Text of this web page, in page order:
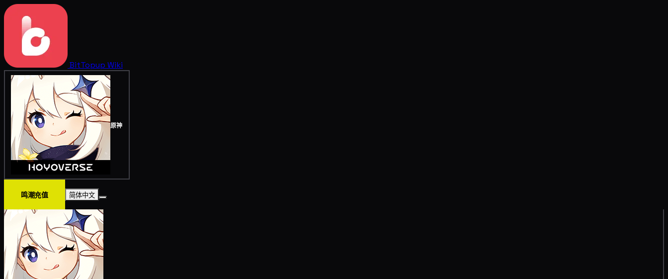
BitTopup Wiki
原神
鸣潮充值 简体中文